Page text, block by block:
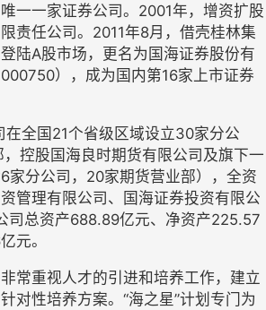
一一家证券公司。2001年，增资扩股
责任公司。2011年8月，借壳桂林集
陆A股市场，更名为国海证券股份有
），成为国内第16家上市证券
在全国21个省级区域设立30家分公
控股国海良时期货有限公司及旗下一
家分公司，20家期货营业部），全资
管理有限公司、国海证券投资有限公
司总资产688.89亿元、净资产225.57
元。
常重视人才的引进和培养工作，建立
对性培养方案。 “海之星”计划专门为